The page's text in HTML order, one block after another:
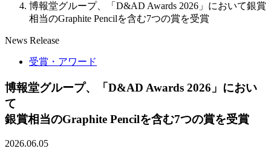
博報堂グループ、「D&AD Awards 2026」において銀賞
相当のGraphite Pencilを含む7つの賞を受賞
News Release
受賞・アワード
博報堂グループ、「D&AD Awards 2026」におい
て
銀賞相当のGraphite Pencilを含む7つの賞を受賞
2026.06.05